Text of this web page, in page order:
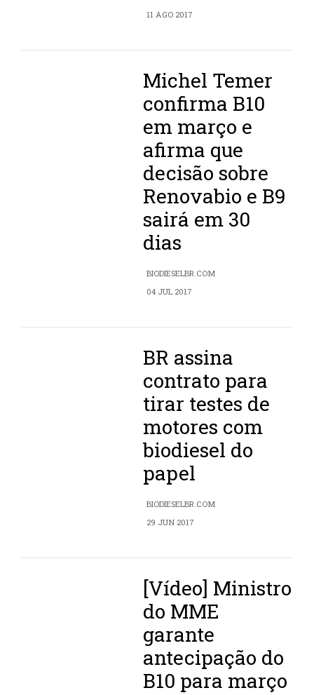
11 AGO 2017
Michel Temer
confirma B10
em março e
afirma que
decisão sobre
Renovabio e B9
sairá em 30
dias
BIODIESELBR.COM
04 JUL 2017
BR assina
contrato para
tirar testes de
motores com
biodiesel do
papel
BIODIESELBR.COM
29 JUN 2017
[Vídeo] Ministro
do MME
garante
antecipação do
B10 para março